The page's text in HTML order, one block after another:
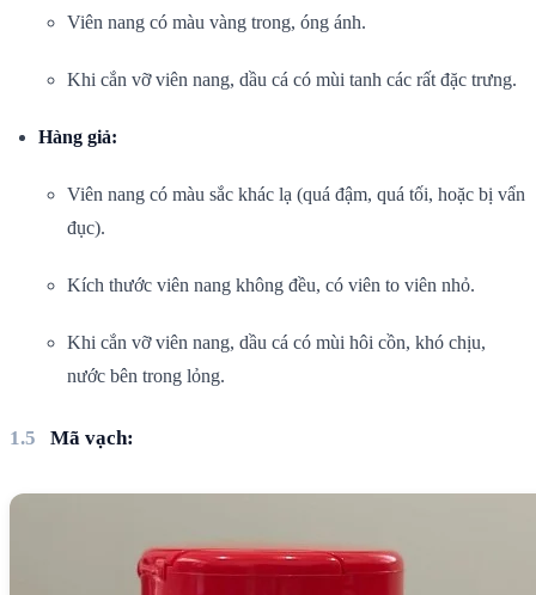
Viên nang có màu vàng trong, óng ánh.
Khi cắn vỡ viên nang, dầu cá có mùi tanh các rất đặc trưng.
Hàng giả:
Viên nang có màu sắc khác lạ (quá đậm, quá tối, hoặc bị vẩn
đục).
Kích thước viên nang không đều, có viên to viên nhỏ.
Khi cắn vỡ viên nang, dầu cá có mùi hôi cồn, khó chịu,
nước bên trong lỏng.
Mã vạch: